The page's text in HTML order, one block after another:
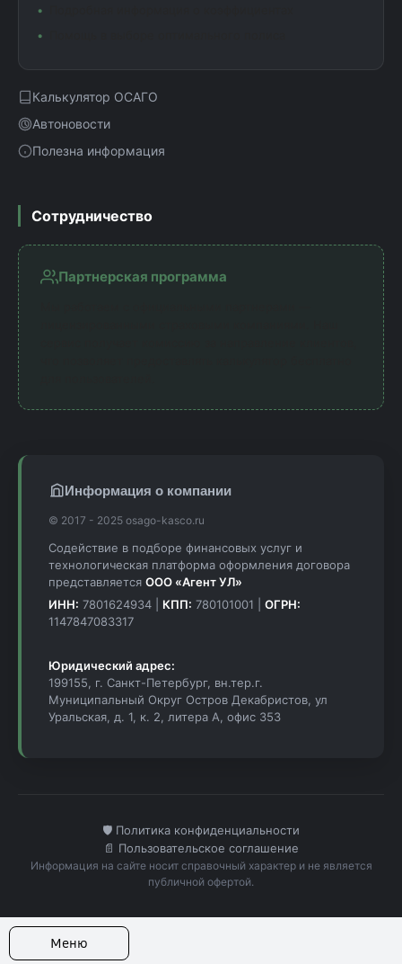
Калькулятор ОСАГО
Автоновости
Полезна информация
Сотрудничество
Партнерская программа
Информация о компании
© 2017 - 2025 osago-kasco.ru
Содействие в подборе финансовых услуг и
технологическая платформа оформления договора
представляется ООО «Агент УЛ»
ИНН: 7801624934 | КПП: 780101001 | ОГРН:
1147847083317
Юридический адрес:
199155, г. Санкт-Петербург, вн.тер.г.
Муниципальный Округ Остров Декабристов, ул
Уральская, д. 1, к. 2, литера А, офис 353
🛡️ Политика конфиденциальности
📄 Пользовательское соглашение
Информация на сайте носит справочный характер и не является
публичной офертой.
Меню